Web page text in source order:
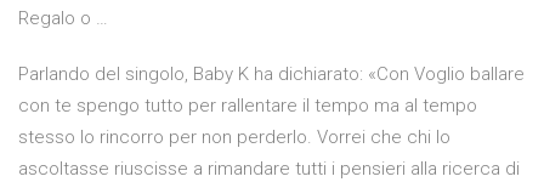
Regalo o …
Parlando del singolo, Baby K ha dichiarato: «Con Voglio ballare
con te spengo tutto per rallentare il tempo ma al tempo
stesso lo rincorro per non perderlo. Vorrei che chi lo
ascoltasse riuscisse a rimandare tutti i pensieri alla ricerca di